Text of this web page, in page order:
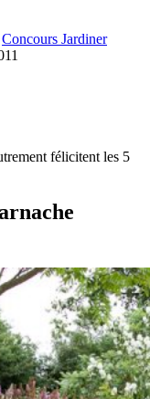
Concours Jardiner
félicitent les 5